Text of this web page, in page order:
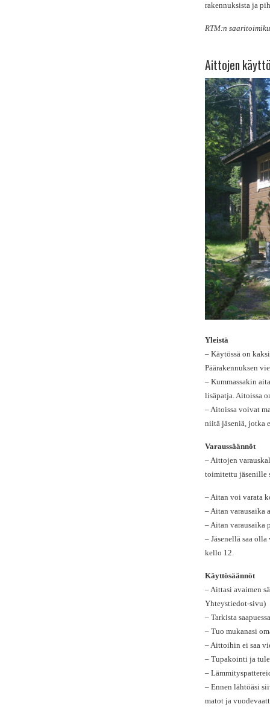
rakennuksista ja
RTM:n
Aittojen
Yleistä
– Käytössä on
Päärakennuksen
– Kummassakin
lisäpatja. Aitoissa
– Aitoissa voivat
niitä jäseniä, jotka
Varaussäännöt
– Aittojen
toimitettu jäsenille
– Aitan voi varata
– Aitan varausaika
– Aitan varausaika
– Jäsenellä saa
kello 12.
Käyttösäännöt
– Aittasi avaimen
Yhteystiedot-sivu)
– Tarkista
– Tuo mukanasi
– Aittoihin ei saa
– Tupakointi ja
–
– Ennen lähtöäsi
matot ja